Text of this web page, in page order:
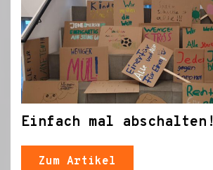
Einfach mal abschalten!
Zum Artikel